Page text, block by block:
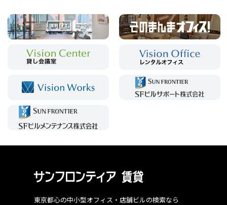
東京都心の中小型オフィス・店舗ビルの検索なら